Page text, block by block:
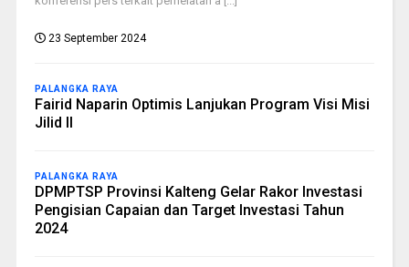
23 September 2024
PALANGKA RAYA
Fairid Naparin Optimis Lanjukan Program Visi Misi
Jilid II
PALANGKA RAYA
DPMPTSP Provinsi Kalteng Gelar Rakor Investasi
Pengisian Capaian dan Target Investasi Tahun
2024